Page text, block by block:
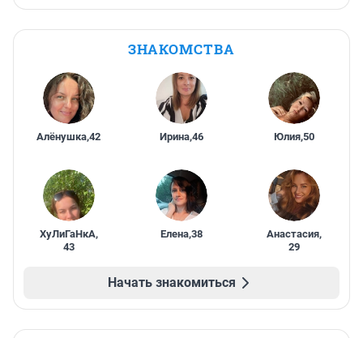
ЗНАКОМСТВА
Алёнушка,42 Ирина,46 Юлия,50
ХуЛиГаНкА,
43
Елена,38 Анастасия,
29
Начать знакомиться